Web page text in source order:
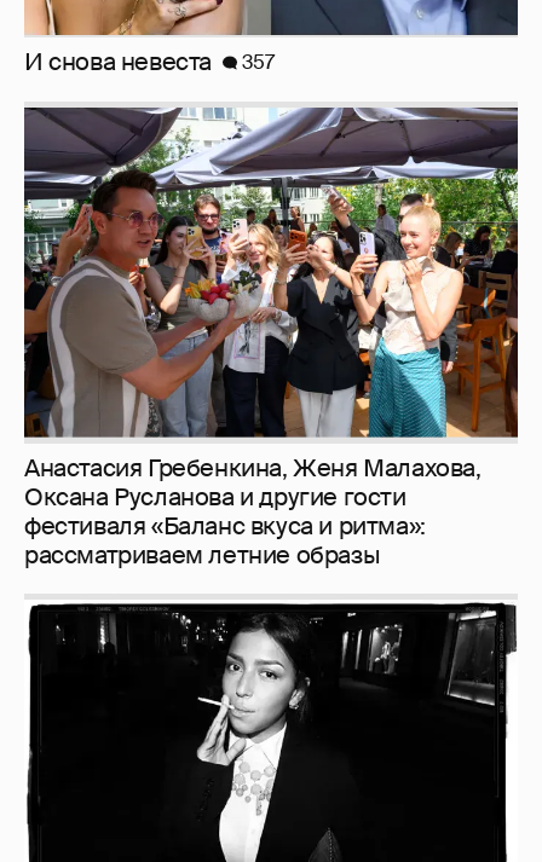
Анастасия Гребенкина, Женя Малахова,
Оксана Русланова и другие гости
фестиваля «Баланс вкуса и ритма»:
рассматриваем летние образы
Рублёвские дочки 187